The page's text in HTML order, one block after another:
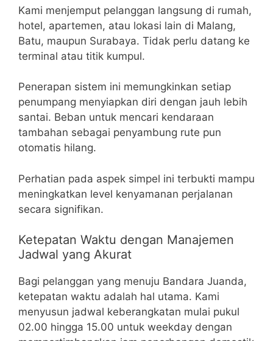
Kami menjemput pelanggan langsung di rumah,
hotel, apartemen, atau lokasi lain di Malang,
Batu, maupun Surabaya. Tidak perlu datang ke
terminal atau titik kumpul.
Penerapan sistem ini memungkinkan setiap
penumpang menyiapkan diri dengan jauh lebih
santai. Beban untuk mencari kendaraan
tambahan sebagai penyambung rute pun
otomatis hilang.
Perhatian pada aspek simpel ini terbukti mampu
meningkatkan level kenyamanan perjalanan
secara signifikan.
Ketepatan Waktu dengan Manajemen
Jadwal yang Akurat
Bagi pelanggan yang menuju Bandara Juanda,
ketepatan waktu adalah hal utama. Kami
menyusun jadwal keberangkatan mulai pukul
02.00 hingga 15.00 untuk weekday dengan